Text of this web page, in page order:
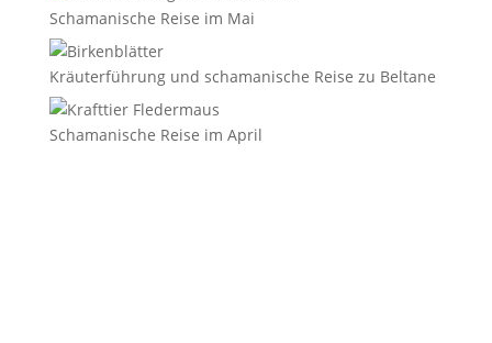
Schamanische Reise im Mai
Kräuterführung und schamanische Reise zu Beltane
Schamanische Reise im April